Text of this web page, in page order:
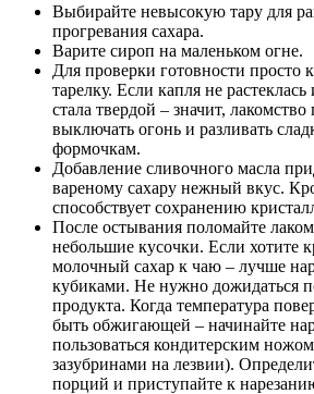
Выбирайте невысокую тару для
прогревания сахара.
Варите сироп на маленьком огне.
Для проверки готовности просто
тарелку. Если капля не
стала твердой – значит,
выключать огонь и разливать
формочкам.
Добавление сливочного масла
вареному сахару нежный вкус.
способствует сохранению
После остывания поломайте
небольшие кусочки. Если хотите
молочный сахар к чаю – лучше
кубиками. Не нужно дожидаться
продукта. Когда температура
быть обжигающей – начинайте
пользоваться кондитерским
зазубринами на лезвии).
порций и приступайте к